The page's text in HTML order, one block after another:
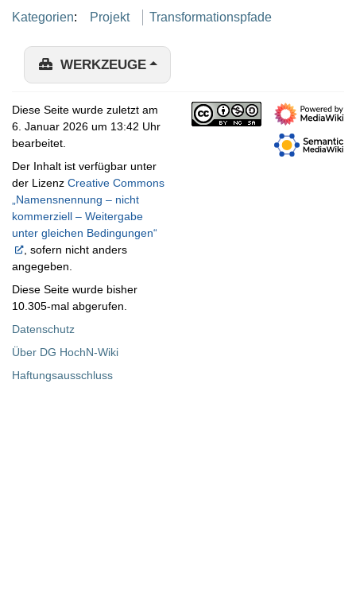
Kategorien: Projekt Transformationspfade
WERKZEUGE
Diese Seite wurde zuletzt am
6. Januar 2026 um 13:42 Uhr
bearbeitet.
Der Inhalt ist verfügbar unter
der Lizenz Creative Commons
„Namensnennung – nicht
kommerziell – Weitergabe
unter gleichen Bedingungen“
, sofern nicht anders
angegeben.
Diese Seite wurde bisher
10.305-mal abgerufen.
Datenschutz
Über DG HochN-Wiki
Haftungsausschluss